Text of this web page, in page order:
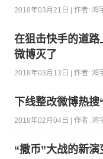
2018年03月21日 | 作者:鸿
在狙击快手的道
微博灭了
2018年03月13日 | 作者:鸿
下线整改微博热
2018年02月04日 | 作者:鸿
“撒币”大战的新